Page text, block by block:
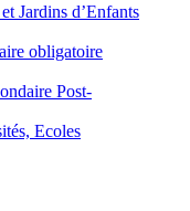
Jardins d’Enfants
obligatoire
Post-
Ecoles